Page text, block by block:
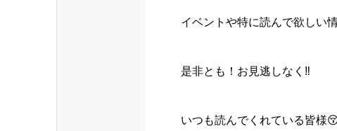
イベントや特に読んで欲しい
是非とも！お見逃しなく‼️
いつも読んでくれている皆様